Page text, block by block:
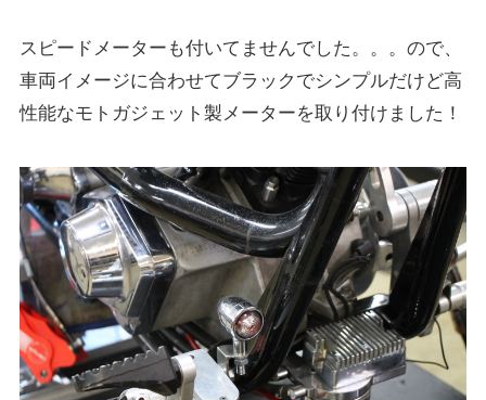
スピードメーターも付いてませんでした。。。ので、
車両イメージに合わせてブラックでシンプルだけど高
性能なモトガジェット製メーターを取り付けました！